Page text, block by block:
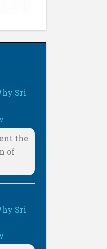
Sri
the
of
Sri